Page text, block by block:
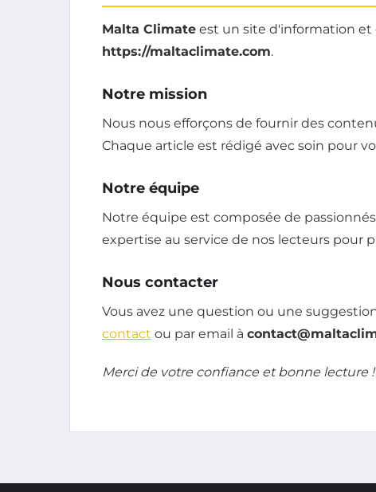
Malta Climate est un site d'information et
https://maltaclimate.com.
Notre mission
Nous nous efforçons de fournir des
Chaque article est rédigé avec soin pour
Notre équipe
Notre équipe est composée de
expertise au service de nos lecteurs pour
Nous contacter
Vous avez une question ou une
contact ou par email à
Merci de votre confiance et bonne lecture !